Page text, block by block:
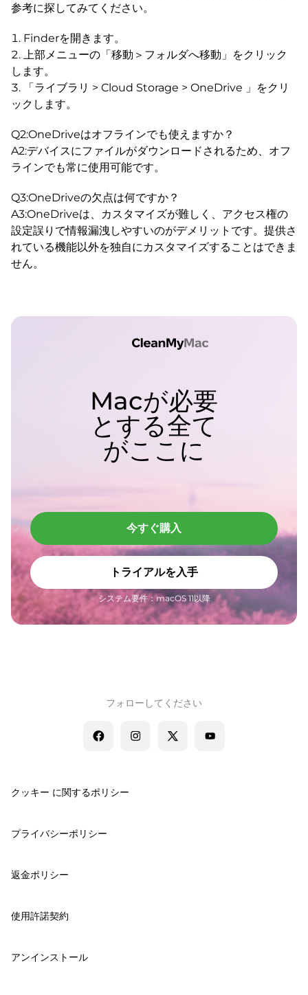
参考に探してみてください。
Finderを開きます。
上部メニューの「移動＞フォルダへ移動」をクリック
します。
「ライブラリ > Cloud Storage > OneDrive 」をクリ
ックします。
Q2:OneDriveはオフラインでも使えますか？
A2:デバイスにファイルがダウンロードされるため、オフ
ラインでも常に使用可能です。
Q3:OneDriveの欠点は何ですか？
A3:OneDriveは、カスタマイズが難しく、アクセス権の
設定誤りで情報漏洩しやすいのがデメリットです。提供さ
れている機能以外を独自にカスタマイズすることはできま
せん。
Macが必要
とする全て
がここに
今すぐ購入
トライアルを入手
システム要件：macOS 11以降
クッキー に関するポリシー
プライバシーポリシー
返金ポリシー
使用許諾契約
アンインストール
フォローしてください